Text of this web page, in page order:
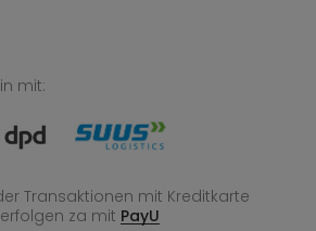
mit:
Transaktionen mit Kreditkarte
erfolgen za mit PayU